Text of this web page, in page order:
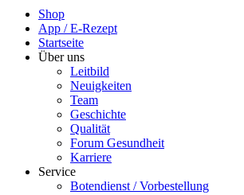
Shop
App / E-Rezept
Startseite
Über uns
Leitbild
Neuigkeiten
Team
Geschichte
Qualität
Forum Gesundheit
Karriere
Service
Botendienst / Vorbestellung